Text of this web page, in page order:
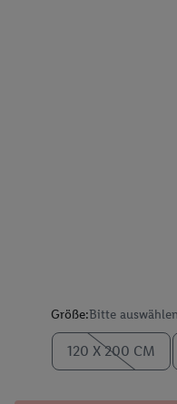
Größe:Bitte auswählen
120 X 200 CM